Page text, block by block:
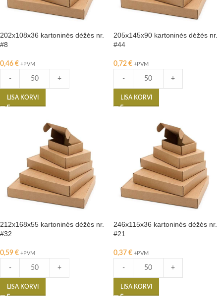
202x108x36 kartoninės dėžės nr.
#8
0,46 € +PVM
- +
LISA KORVI
205x145x90 kartoninės dėžės nr.
#44
0,72 € +PVM
- +
LISA KORVI
212x168x55 kartoninės dėžės nr.
#32
0,59 € +PVM
- +
LISA KORVI
246x115x36 kartoninės dėžės nr.
#21
0,37 € +PVM
- +
LISA KORVI